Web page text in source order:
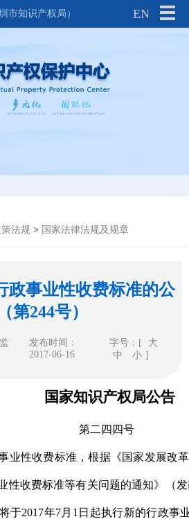
市知识产权局） EN
法规 > 国家法律法规及规章
政事业性收费标准的公
第244号）
发布时间：
2017-06-16
字号：[
大
中
小 ]
国家知识产权局公告
第二四四号
性收费标准，根据《国家发展改革
性收费标准等有关问题的通知》（
于2017年7月1日起执行新的行政事